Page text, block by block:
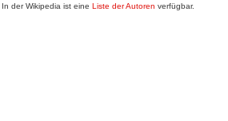
. In der Wikipedia ist eine Liste der Autoren verfügbar.